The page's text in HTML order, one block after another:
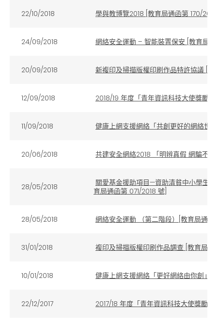
22/10/2018 學與教博覽2018 [教育局通函第 170/
24/09/2018 網絡安全運動 – 智能裝置保安 [教育局
20/09/2018 新複印及掃描版權印刷作品特許協議 [
12/09/2018 2018/19 年度「青年資訊科技大使獎勵
11/09/2018 健康上網支援網絡「共創更好的網絡世
20/06/2018 共建安全網絡2018 「明辨真假 網騙不
28/05/2018
關愛基金援助項目—資助清貧中小學生
育局通函第 071/2018 號]
28/05/2018 網絡安全運動 （第二階段）[教育局通
31/01/2018 複印及掃描版權印刷作品調查 [教育局
10/01/2018 健康上網支援網絡「更好網絡由你創」
22/12/2017 2017/18 年度「青年資訊科技大使獎勵